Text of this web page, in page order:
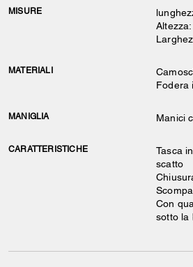
MISURE
MATERIALI
Fodera
MANIGLIA Manici
CARATTERISTICHE
Tasca
scatto
Con
sotto la